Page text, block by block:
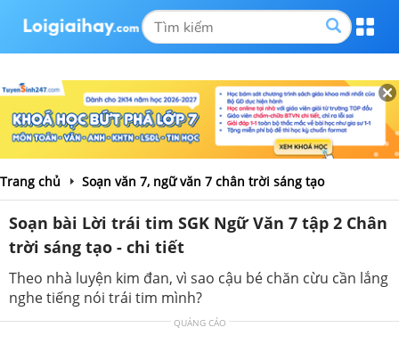
Trang chủ Soạn văn 7, ngữ văn 7 chân trời sáng tạo
Soạn bài Lời trái tim SGK Ngữ Văn 7 tập 2 Chân
trời sáng tạo - chi tiết
Theo nhà luyện kim đan, vì sao cậu bé chăn cừu cần lắng
nghe tiếng nói trái tim mình?
QUẢNG CÁO